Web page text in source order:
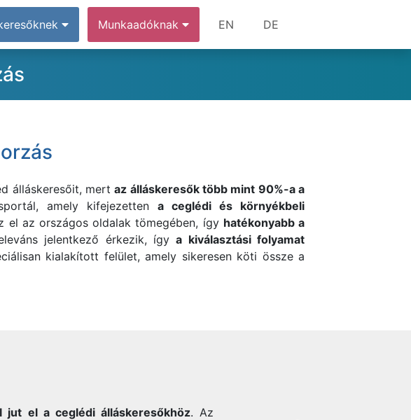
Munkaadóknak EN DE
álláskeresőit, mertaz álláskeresők több mint 90%-a a
amely kifejezetten a ceglédi és környékbeli
el az országos oldalak tömegében, így hatékonyabb a
jelentkező érkezik, ígya kiválasztási folyamat
kialakított felület, amely sikeresen köti össze a
jut el a ceglédi álláskeresőkhöz. Az